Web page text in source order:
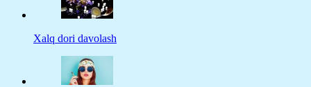
Xalq dori davolash